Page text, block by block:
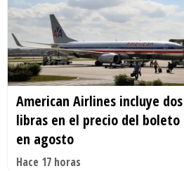
American Airlines incluye
libras en el precio del boleto
en agosto
Hace 17 horas